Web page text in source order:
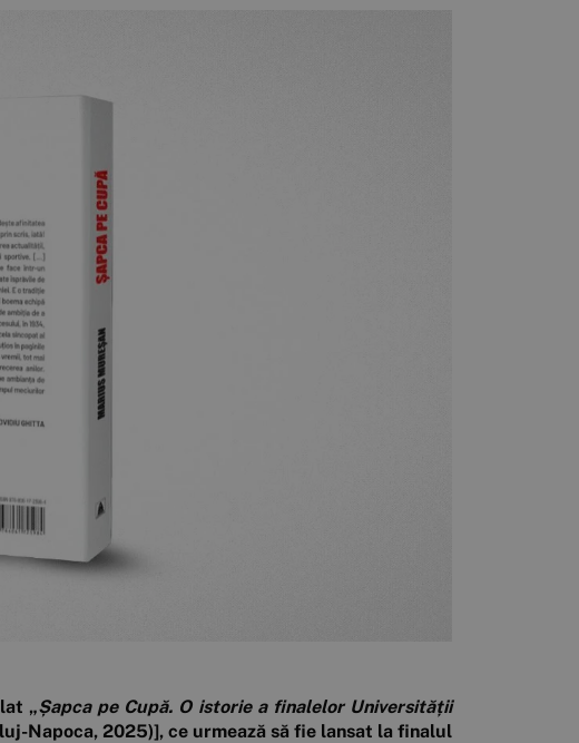
„Șapca pe Cupă. O istorie a finalelor Universității
Napoca, 2025)], ce urmează să fie lansat la finalul